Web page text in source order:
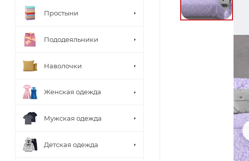
Простыни
Пододеяльники
Наволочки
Женская одежда
Мужская одежда
Детская одежда